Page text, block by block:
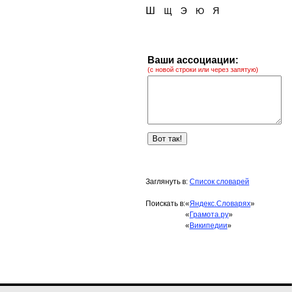
Ш Щ Э Ю Я
Ваши ассоциации:
(с новой строки или через запятую)
Заглянуть в: Список словарей
Поискать в:«Яндекс.Словарях»
« Грамота.ру»
« Википедии»